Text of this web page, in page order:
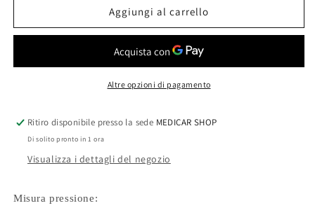
Sfigmomanometro
Aneroide
A50
Sfigmomanometro
Aneroide
A50
Aggiungi al carrello
Altre opzioni di pagamento
Ritiro disponibile presso la sede MEDICAR SHOP
Di solito pronto in 1 ora
Visualizza i dettagli del negozio
Misura pressione: